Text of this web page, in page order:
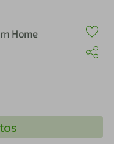
Home